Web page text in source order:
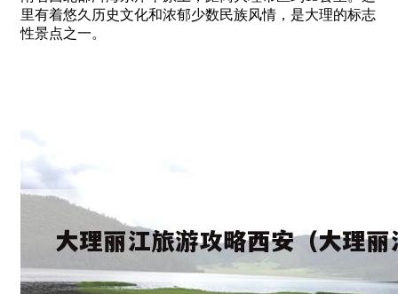
里有着悠久历史文化和浓郁少数民族风情，是大理的标志
性景点之一。